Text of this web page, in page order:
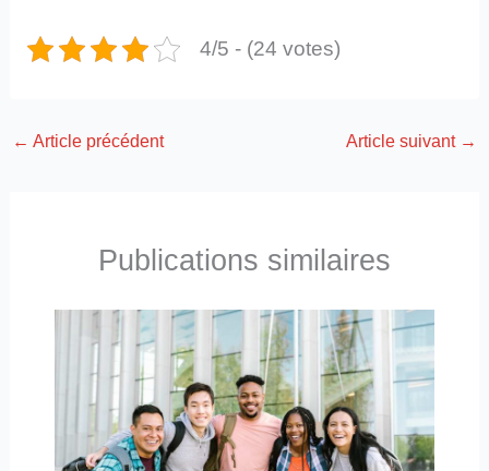
4/5 - (24 votes)
← Article précédent Article suivant →
Publications similaires